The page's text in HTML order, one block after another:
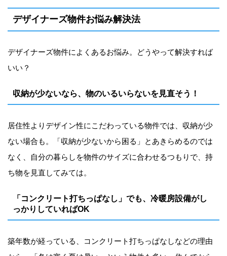
デザイナーズ物件お悩み解決法
デザイナーズ物件によくあるお悩み。どうやって解決すれば
いい？
収納が少ないなら、物のいるいらないを見直そう！
居住性よりデザイン性にこだわっている物件では、収納が少
ない場合も。「収納が少ないから困る」とあきらめるのでは
なく、自分の暮らしを物件のサイズに合わせるつもりで、持
ち物を見直してみては。
「コンクリート打ちっぱなし」でも、冷暖房設備がし
っかりしていればOK
築年数が経っている、コンクリート打ちっぱなしなどの理由